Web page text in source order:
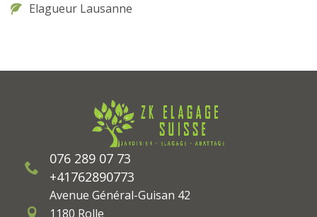
Elagueur Lausanne
076 289 07 73
+41762890773
Avenue Général-Guisan 42
1180 Rolle